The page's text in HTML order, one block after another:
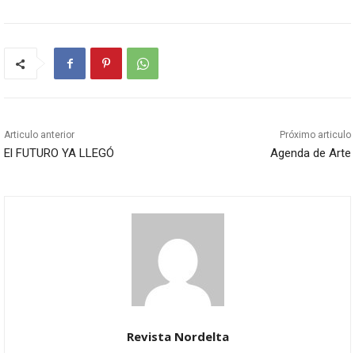
Articulo anterior
El FUTURO YA LLEGÓ
Próximo articulo
Agenda de Arte
Revista Nordelta